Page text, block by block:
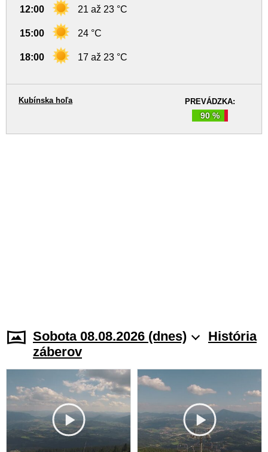
12:00 21 až 23 °C
15:00 24 °C
18:00 17 až 23 °C
PREVÁDZKA:
90 %
Kubínska hoľa
Sobota 08.08.2026 (dnes)
História
záberov